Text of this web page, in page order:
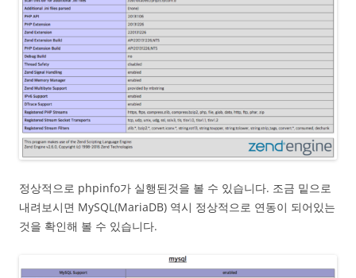
정상적으로 phpinfo가 실행된것을 볼 수 있습니다. 조금 밑으로
내려보시면 MySQL(MariaDB) 역시 정상적으로 연동이 되어있는
것을 확인해 볼 수 있습니다.